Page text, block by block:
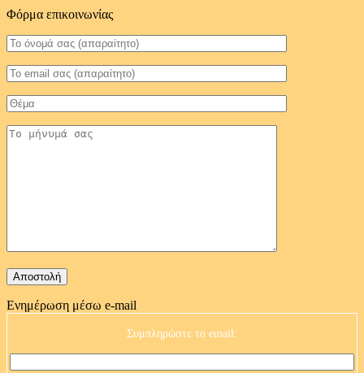
Φόρμα επικοινωνίας
Ενημέρωση μέσω e-mail
Συμπληρώστε το email: